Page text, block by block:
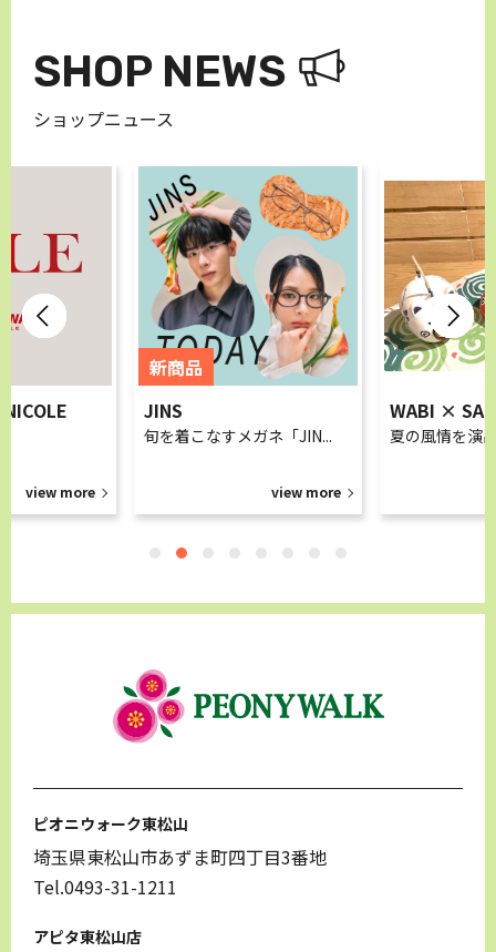
SHOP NEWS
ショップニュース
view more
JINS
旬を着こなすメガネ「JIN...
view more
WABI ×
夏の風情を演
ピオニウォーク東松山
埼玉県東松山市あずま町四丁目3番地
Tel.0493-31-1211
アピタ東松山店